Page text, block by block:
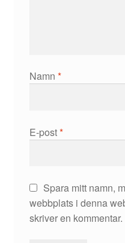
Namn *
E-post*
Spara mitt namn,
webbplats i denna
skriver en kommentar.